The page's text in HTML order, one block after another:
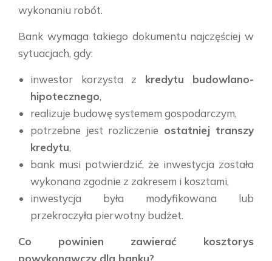
wykonaniu robót.
Bank wymaga takiego dokumentu najczęściej w
sytuacjach, gdy:
inwestor korzysta z kredytu budowlano-
hipotecznego,
realizuje budowę systemem gospodarczym,
potrzebne jest rozliczenie ostatniej transzy
kredytu,
bank musi potwierdzić, że inwestycja została
wykonana zgodnie z zakresem i kosztami,
inwestycja była modyfikowana lub
przekroczyła pierwotny budżet.
Co powinien zawierać kosztorys
powykonawczy dla banku?